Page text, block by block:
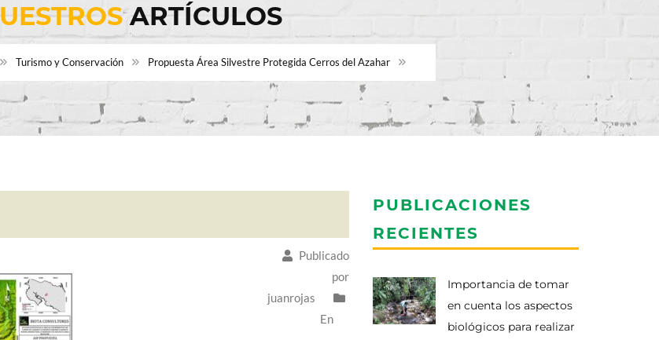
ARTÍCULOS
Turismo y Conservación Propuesta Área Silvestre Protegida Cerros del Azahar
Publicado
por
juanrojas
En
PUBLICACIONES
RECIENTES
Importancia de tomar
en cuenta los aspectos
biológicos para realizar